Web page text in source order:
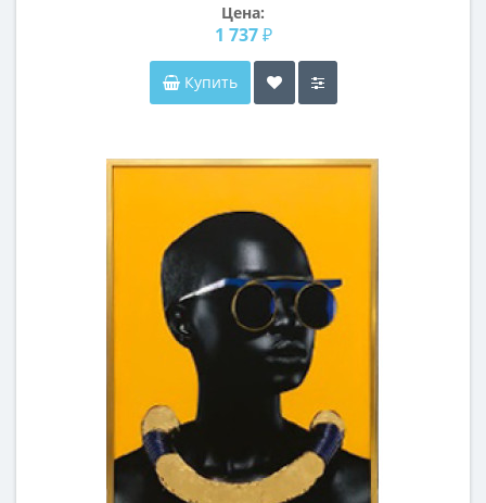
Цена:
1 737 ₽
Купить